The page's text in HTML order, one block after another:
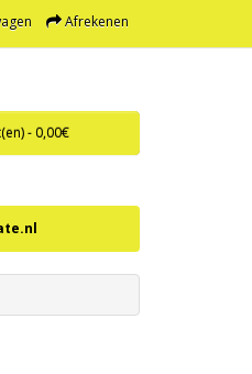
Afrekenen
- 0,00€